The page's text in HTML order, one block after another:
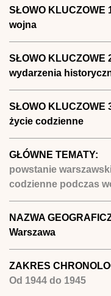
SŁOWO KLUCZOWE
wojna
SŁOWO KLUCZOWE
wydarzenia
SŁOWO KLUCZOWE
życie codzienne
GŁÓWNE TEMATY:
powstanie
codzienne podczas
NAZWA
Warszawa
ZAKRES
Od 1944 do 1945